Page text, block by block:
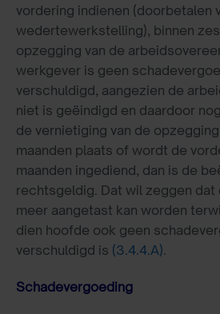
vordering indienen (doorbetalen
wedertewerkstelling), binnen
opzegging van de
werkgever is geen
verschuldigd, aangezien de
niet is geëindigd en daardoor
de vernietiging van de
maanden plaats of wordt de
maanden ingediend, dan is de
rechtsgeldig. Dat wil zeggen dat
meer aangetast kan worden
dien hoofde ook geen
verschuldigd is (3.4.4.A).
Schadevergoeding